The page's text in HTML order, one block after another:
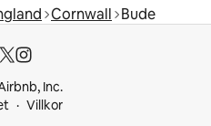
Cornwall Bude
Inc.
Villkor